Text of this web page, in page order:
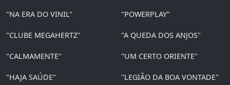
"NA ERA DO VINIL" "POWERPLAY"
"CLUBE MEGAHERTZ" "A QUEDA DOS ANJOS"
"CALMAMENTE" "UM CERTO ORIENTE"
"HAJA SAÚDE" "LEGIÃO DA BOA VONTADE"